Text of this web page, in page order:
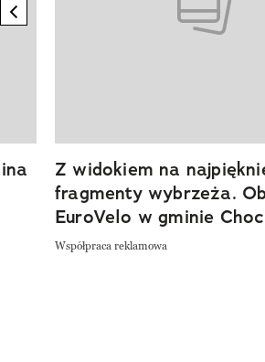
previous element
Z widokiem na
fragmenty wybrzeża.
EuroVelo w gminie
Współpraca reklamowa